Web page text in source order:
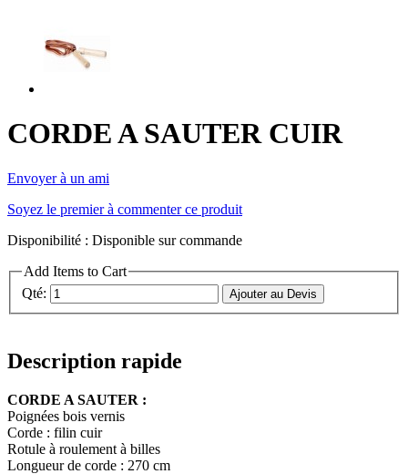
CORDE A SAUTER CUIR
Envoyer à un ami
Soyez le premier à commenter ce produit
Disponibilité : Disponible sur commande
Add Items to Cart
Qté:
Ajouter au Devis
Description rapide
CORDE A SAUTER :
Poignées bois vernis
Corde : filin cuir
Rotule à roulement à billes
Longueur de corde : 270 cm